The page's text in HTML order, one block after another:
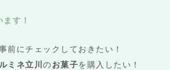
す！
前にチェックしておきたい！
ルミネ立川のお菓子を購入したい！